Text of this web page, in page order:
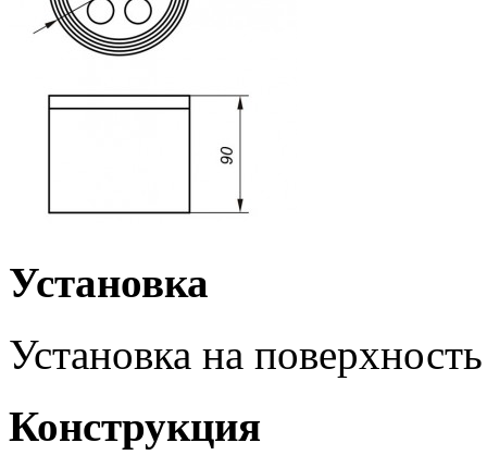
Установка
Установка на
Конструкция